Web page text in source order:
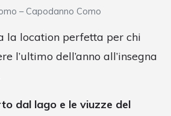
– Capodanno Como
la location perfetta per chi
l’ultimo dell’anno all’insegna
dal lago e le viuzze del